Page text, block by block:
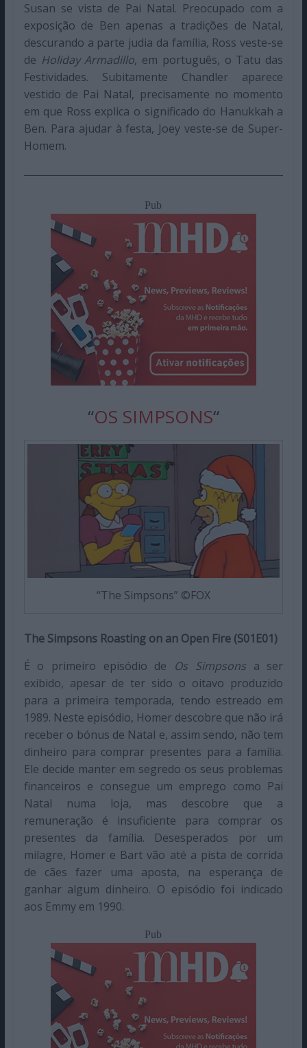
Susan se vista de Pai Natal. Preocupado com a
exposição de Ben apenas a tradições de Natal,
descurando a parte judia da família, Ross veste-se
de Holiday Armadillo, em português, o Tatu das
Festividades. Subitamente Chandler aparece
vestido de Pai Natal, precisamente no momento
em que Ross explica o significado do Hanukkah a
Ben. Para ajudar à festa, Joey veste-se de Super-
Homem.
Pub
“OS SIMPSONS“
“The Simpsons” ©FOX
The Simpsons Roasting on an Open Fire (S01E01)
É o primeiro episódio de Os Simpsonsa ser
exibido, apesar de ter sido o oitavo produzido
para a primeira temporada, tendo estreado em
1989. Neste episódio, Homer descobre que não irá
receber o bónus de Natal e, assim sendo, não tem
dinheiro para comprar presentes para a família.
Ele decide manter em segredo os seus problemas
financeiros e consegue um emprego como Pai
Natal numa loja, mas descobre que a
remuneração é insuficiente para comprar os
presentes da família. Desesperados por um
milagre, Homer e Bart vão até a pista de corrida
de cães fazer uma aposta, na esperança de
ganhar algum dinheiro. O episódio foi indicado
aos Emmy em 1990.
Pub